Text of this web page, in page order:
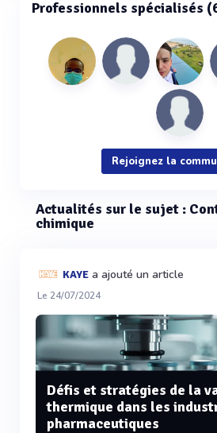
Professionnels spécialisés
Rejoignez la
Actualités sur le sujet :
chimique
KAYE a ajouté un article
Le 24/07/2024
Défis et stratégies de la
thermique dans les
pharmaceutiques